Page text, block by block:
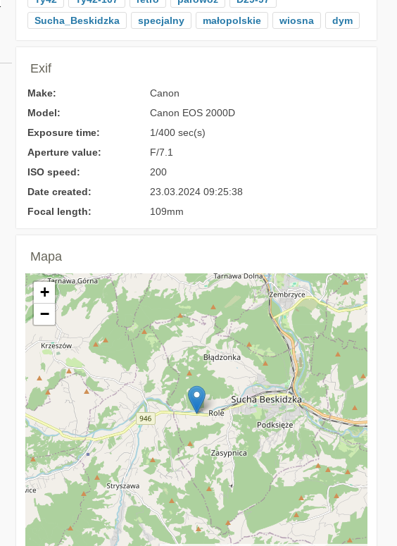
Sucha_Beskidzka
specjalny małopolskie wiosna dym
Exif
Make:
Canon
Model:
Canon EOS 2000D
Exposure time:
1/400 sec(s)
Aperture value:
F/7.1
ISO speed:
200
Date created:
23.03.2024 09:25:38
Focal length:
109mm
Mapa
+
−